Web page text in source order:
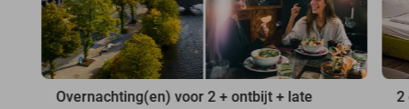
Overnachting(en) voor 2 + ontbijt + late
2